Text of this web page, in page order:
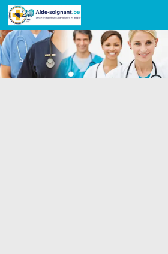
Skip to content